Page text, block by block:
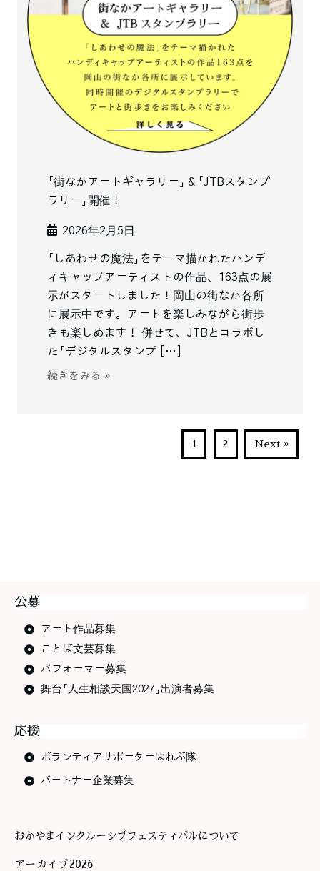
「街なかアートギャラリー」＆「JTBスタンプ
ラリー」開催！
2026年2月5日
「しあわせの魔法」をテーマ描かれたハンデ
ィキャップアーティストの作品、163点の展
示がスタートしました！岡山の街なか各所
に展示中です。アートを楽しみながら街歩
きも楽しめます！ 併せて、JTBとコラボし
た「デジタルスタンプ […]
続きをみる »
1 2 Next »
公募
アート作品募集
ことば文芸募集
パフォーマー募集
舞台「人生相談天国2027」出演者募集
応援
ボランティアサポーターはれぶ隊
パートナー企業募集
おかやまインクルーシブフェスティバルについて
アーカイブ2026